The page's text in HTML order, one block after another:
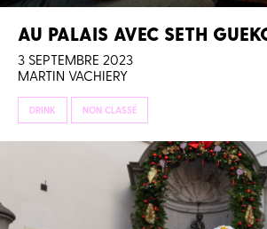
AU PALAIS AVEC SETH
3 SEPTEMBRE 2023
MARTIN VACHIERY
DRINK NON CLASSÉ